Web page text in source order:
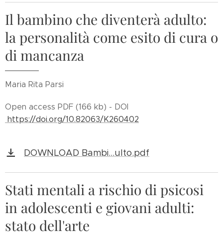
Il bambino che diventerà adulto:
la personalità come esito di cura o
di mancanza
Maria Rita Parsi
Open access PDF (166 kb) - DOI
https://doi.org/10.82063/K260402
DOWNLOAD Bambi...ulto.pdf
Stati mentali a rischio di psicosi
in adolescenti e giovani adulti:
stato dell'arte